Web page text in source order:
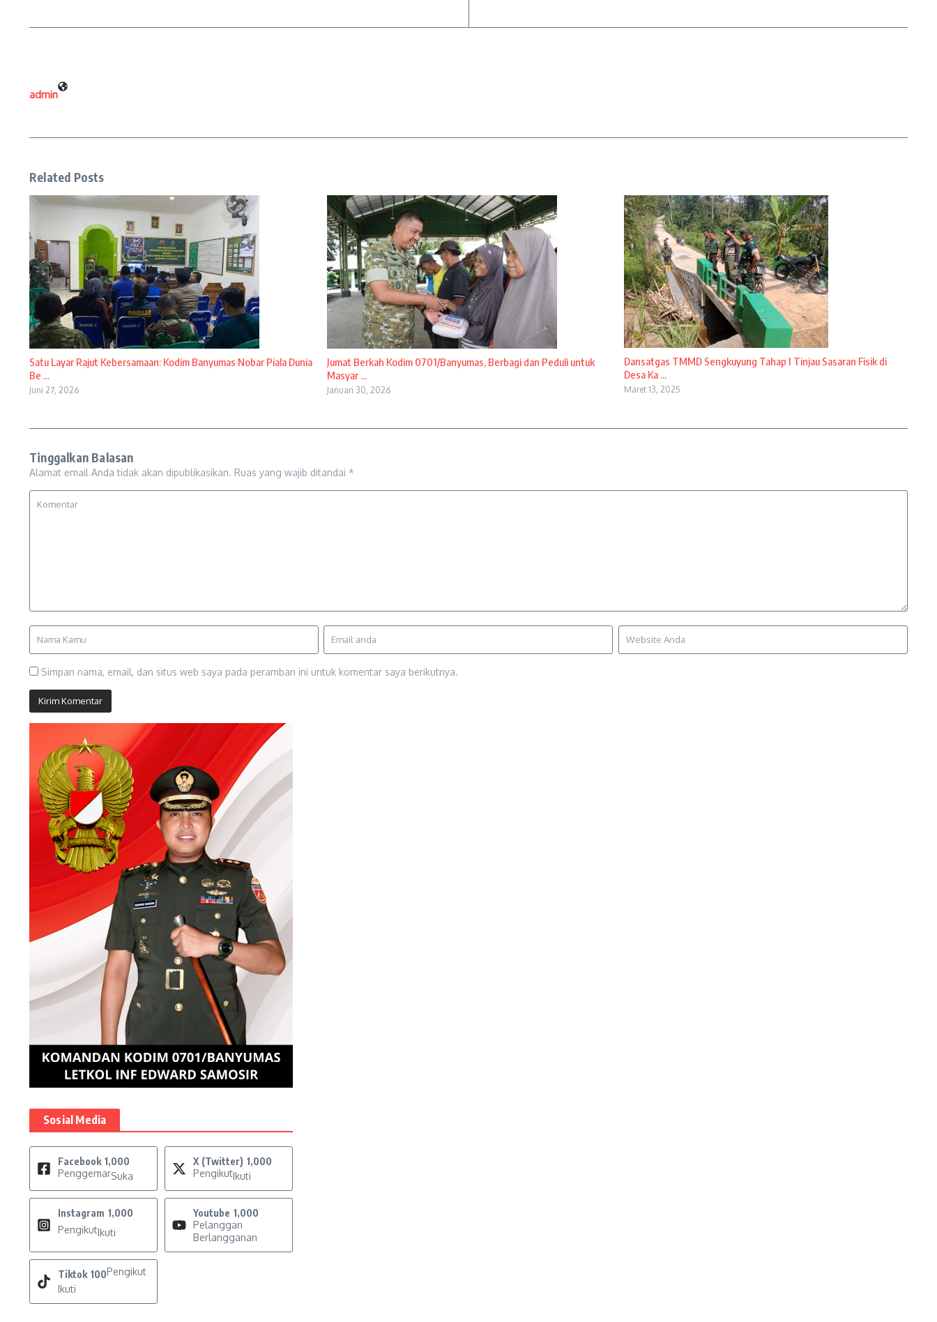
admin
Related Posts
Satu Layar Rajut Kebersamaan: Kodim Banyumas Nobar Piala Dunia
Be ...
Juni 27, 2026
Jumat Berkah Kodim 0701/Banyumas, Berbagi dan Peduli untuk
Masyar ...
Januari 30, 2026
Dansatgas TMMD Sengkuyung Tahap I Tinjau Sasaran Fisik di
Desa Ka ...
Maret 13, 2025
Tinggalkan Balasan
Alamat email Anda tidak akan dipublikasikan. Ruas yang wajib ditandai *
Simpan nama, email, dan situs web saya pada peramban ini untuk komentar saya berikutnya.
Sosial Media
Facebook 1,000
PenggemarSuka
X (Twitter) 1,000
PengikutIkuti
Instagram 1,000
PengikutIkuti
Youtube 1,000
Pelanggan
Berlangganan
Tiktok 100Pengikut
Ikuti